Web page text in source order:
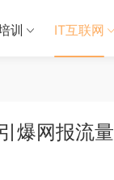
训 IT互联网
爆网报流量